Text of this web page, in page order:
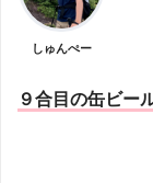
しゅんぺー
９合目の缶ビー